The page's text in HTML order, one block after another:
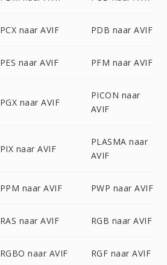
PCX naar AVIF PDB naar AVIF
PES naar AVIF PFM naar AVIF
PGX naar AVIF
PICON naar
AVIF
PIX naar AVIF
PLASMA naar
AVIF
PPM naar AVIF PWP naar AVIF
RAS naar AVIF RGB naar AVIF
RGBO naar AVIF RGF naar AVIF